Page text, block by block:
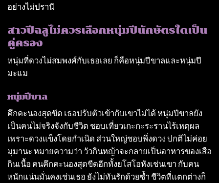
อย่างไม่ปรานี
สาวปีฉลูไม่ควรเลือกหนุ่มปีนักษัตรใดเป็น
คู่ครอง
หนุ่มที่ดวงไม่สมพงศ์กับเธอเลย ก็คือหนุ่มปีขาลและหนุ่มปี
มะแม
หนุ่มปีขาล
คึกคะนองสุดขีด เธอปรับตัวเข้ากับเขาไม่ได้ หนุ่มปีขาลยัง
เป็นคนไม่จริงจังกับชีวิต ชอบเที่ยวเกะกะระรานไร้เหตุผล
เพราะดวงแข็งโดยกําเนิด ส่วนใหญ่ชอบพึ่งดวง ปกติไม่ค่อย
มุมานะ หมายความว่า วัวกินหญ้าจะกลายเป็นอาหารของเสือ
กินเนื้อ คนคึกคะนองสุดขีดอีกทั้งยโสโอหังเช่นเขา กับคน
หนักแน่นมั่นคงเช่นเธอ ยังไม่ทันรักด้วยซ้ำ ชีวิตที่แตกต่างก็